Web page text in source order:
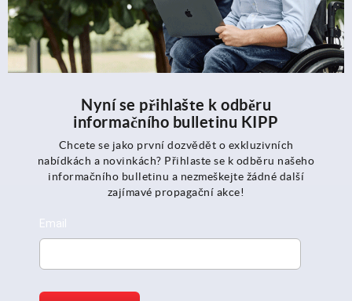
Nyní se přihlašte k odběru
informačního bulletinu KIPP
Chcete se jako první dozvědět o exkluzivních
nabídkách a novinkách? Přihlaste se k odběru našeho
informačního bulletinu a nezmeškejte žádné další
zajímavé propagační akce!